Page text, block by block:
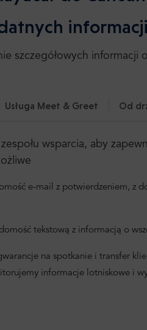
informacji
szczegółowych informacji
Usługa Meet & Greet Od
wsparcia, aby
e-mail z potwierdzeniem, z
tekstową z informacją o
na spotkanie i transfer
informacje lotniskowe i